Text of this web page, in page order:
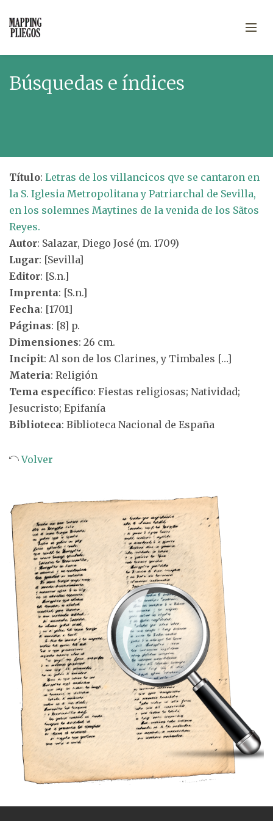
Búsquedas e índices
Título: Letras de los villancicos qve se cantaron en
la S. Iglesia Metropolitana y Patriarchal de Sevilla,
en los solemnes Maytines de la venida de los Sãtos
Reyes.
Autor: Salazar, Diego José (m. 1709)
Lugar: [Sevilla]
Editor: [S.n.]
Imprenta: [S.n.]
Fecha: [1701]
Páginas: [8] p.
Dimensiones: 26 cm.
Incipit: Al son de los Clarines, y Timbales […]
Materia: Religión
Tema específico: Fiestas religiosas; Natividad;
Jesucristo; Epifanía
Biblioteca: Biblioteca Nacional de España
Volver